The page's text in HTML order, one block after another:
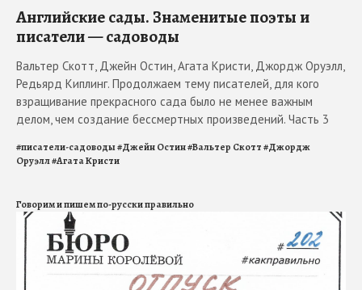
Английские сады. Знаменитые поэты и
писатели — садоводы
Вальтер Скотт, Джейн Остин, Агата Кристи, Джордж Оруэлл,
Редьярд Киплинг. Продолжаем тему писателей, для кого
взращивание прекрасного сада было не менее важным
делом, чем создание бессмертных произведений. Часть 3
#писатели-садоводы#Джейн Остин#Вальтер Скотт#Джордж
Оруэлл#Агата Кристи
Говорим и пишем по-русски правильно